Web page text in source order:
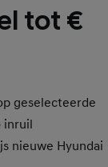
tot €
geselecteerde
inruil
nieuwe Hyundai